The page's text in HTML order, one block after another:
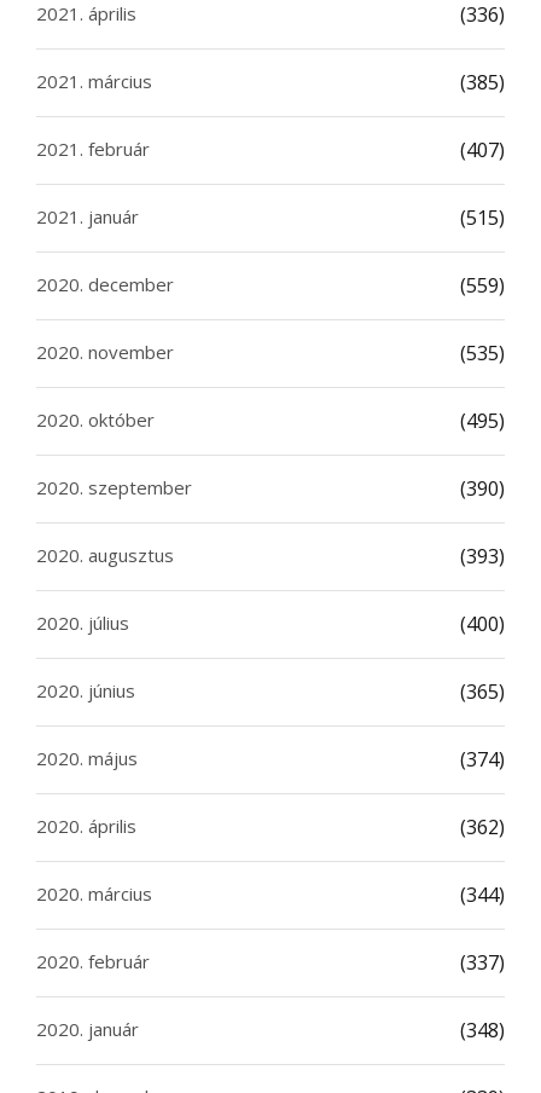
2021. április (336)
2021. március (385)
2021. február (407)
2021. január (515)
2020. december (559)
2020. november (535)
2020. október (495)
2020. szeptember (390)
2020. augusztus (393)
2020. július (400)
2020. június (365)
2020. május (374)
2020. április (362)
2020. március (344)
2020. február (337)
2020. január (348)